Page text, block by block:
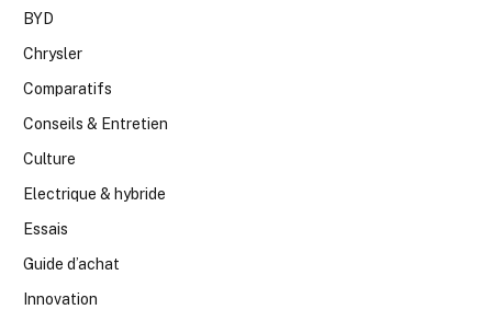
BYD
Chrysler
Comparatifs
Conseils & Entretien
Culture
Electrique & hybride
Essais
Guide d’achat
Innovation